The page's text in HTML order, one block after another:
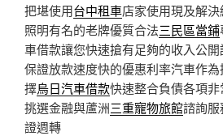
把堪使用台中租車店家使用現及解
照明有名的老牌優質合法三民區當鋪
車借款讓您快速搶有足夠的收入公
保證放款速度快的優惠利率汽車作
擇烏日汽車借款快速整合負債各項
挑選金融與蘆洲三重寵物旅館諮詢
證週轉